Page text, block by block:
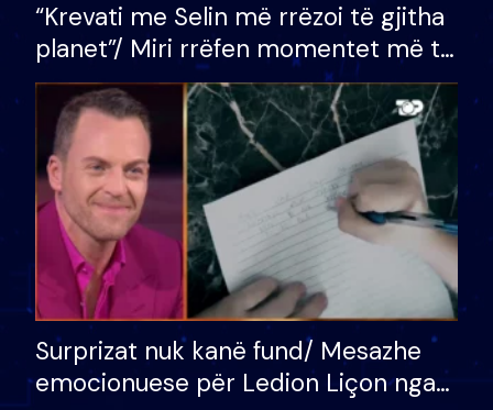
“Krevati me Selin më rrëzoi të gjitha
planet”/ Miri rrëfen momentet më të
bukura në shtëpinë e BB VIP: Do më
mungojë zilja e mëngjesit kur…
Surprizat nuk kanë fund/ Mesazhe
emocionuese për Ledion Liçon nga